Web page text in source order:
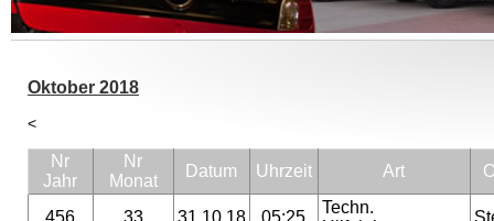
Oktober 2018
<
Nr
Jahr
Nr
Monat
Datum Uhrzeit Art
456 33 31.10.18 05:25
Techn.